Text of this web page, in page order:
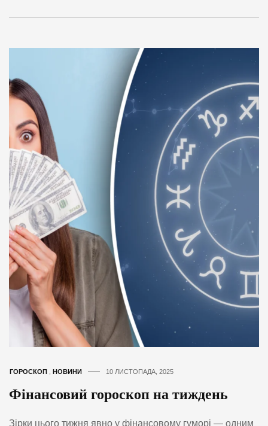
ГОРОСКОП НОВИНИ 10 ЛИСТОПАДА, 2025
Фінансовий гороскоп на тиждень
Зірки цього тижня явно у фінансовому гуморі — одним